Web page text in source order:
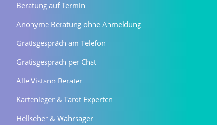
Beratung auf Termin
Anonyme Beratung ohne Anmeldung
Gratisgespräch am Telefon
Gratisgespräch per Chat
Alle Vistano Berater
Kartenleger & Tarot Experten
Hellseher & Wahrsager